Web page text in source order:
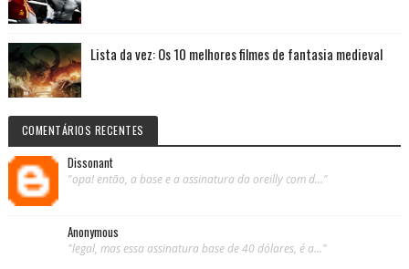
Lista da vez: Os 10 melhores filmes de fantasia medieval
COMENTÁRIOS RECENTES
Dissonant
"opa! então, a base e a assinatura da oreilly com d..."
Anonymous
"legal, mas essa assinatura base de 40 dólares, é a..."